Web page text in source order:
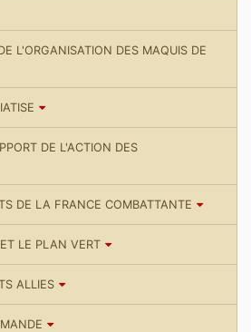
L'ORGANISATION DES MAQUIS DE
DE L'ACTION DES
DE LA FRANCE COMBATTANTE
LE PLAN VERT
ALLIES